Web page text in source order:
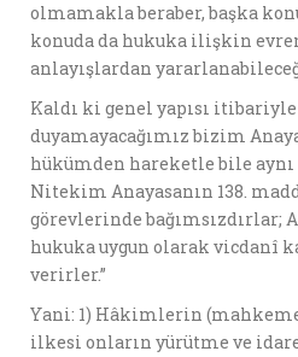
olmamakla beraber, başka
konuda da hukuka ilişkin
anlayışlardan
Kaldı ki genel yapısı
duyamayacağımız bizim
hükümden hareketle bile
Nitekim Anayasanın 138.
görevlerinde bağımsızdırlar;
hukuka uygun olarak vicdanî
verirler.”
Yani: 1) Hâkimlerin
ilkesi onların yürütme ve